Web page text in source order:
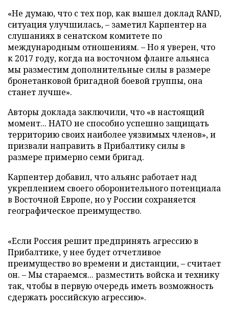
«Не думаю, что с тех пор, как вышел доклад RAND,
ситуация улучшилась, – заметил Карпентер на
слушаниях в сенатском комитете по
международным отношениям. – Но я уверен, что
к 2017 году, когда на восточном фланге альянса
мы разместим дополнительные силы в размере
бронетанковой бригадной боевой группы, она
станет лучше».
Авторы доклада заключили, что «в настоящий
момент... НАТО не способно успешно защищать
территорию своих наиболее уязвимых членов», и
призвали направить в Прибалтику силы в
размере примерно семи бригад.
Карпентер добавил, что альянс работает над
укреплением своего оборонительного потенциала
в Восточной Европе, но у России сохраняется
географическое преимущество.
«Если Россия решит предпринять агрессию в
Прибалтике, у нее будет отчетливое
преимущество во времени и дистанции, – считает
он. – Мы стараемся... разместить войска и технику
так, чтобы в первую очередь иметь возможность
сдержать российскую агрессию».